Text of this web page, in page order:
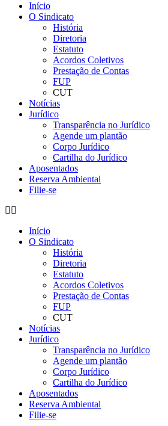
Início
O Sindicato
História
Diretoria
Estatuto
Acordos Coletivos
Prestação de Contas
FUP
CUT
Notícias
Jurídico
Transparência no Jurídico
Agende um plantão
Corpo Jurídico
Cartilha do Jurídico
Aposentados
Reserva Ambiental
Filie-se
Início
O Sindicato
História
Diretoria
Estatuto
Acordos Coletivos
Prestação de Contas
FUP
CUT
Notícias
Jurídico
Transparência no Jurídico
Agende um plantão
Corpo Jurídico
Cartilha do Jurídico
Aposentados
Reserva Ambiental
Filie-se